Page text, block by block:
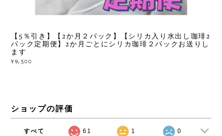
【5％引き】【2か月２パック】【シリカ入り水出し珈琲2
パック定期便】2か月ごとにシリカ珈琲２パックお送りし
ます
¥9,500
ショップの評価
すべて 61 1 0